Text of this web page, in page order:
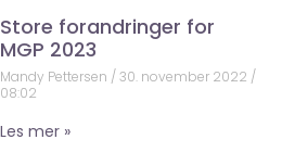
Store forandringer for
MGP 2023
Mandy Pettersen
30. november 2022
08:02
Les mer »